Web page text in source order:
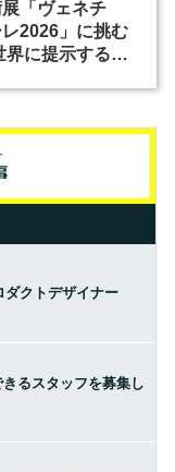
「ヴェネチ
2026」に挑む
に提示する美
ダクトデザイナー
るスタッフを募集し